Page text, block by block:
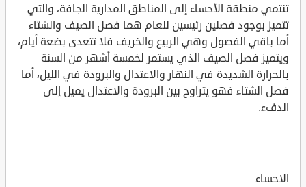
تنتمي منطقة الأحساء إلى المناطق المدارية الجافة، والتي
تتميز بوجود فصلين رئيسين للعام هما فصل الصيف والشتاء
أما باقي الفصول وهي الربيع والخريف فلا تتعدى بضعة أيام،
ويتميز فصل الصيف الذي يستمر لخمسة أشهر من السنة
بالحرارة الشديدة في النهار والاعتدال والبرودة في الليل، أما
فصل الشتاء فهو يتراوح بين البرودة والاعتدال يميل إلى
الدفء.
الاحساء